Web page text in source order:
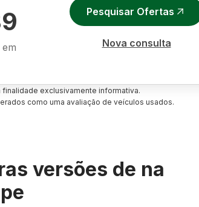
Pesquisar Ofertas
Nova consulta
exclusivamente informativa.
como uma avaliação de veículos usados.
versões de na